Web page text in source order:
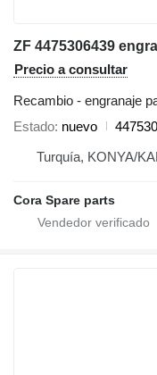
Precio a consultar
Recambio - engranaje
Estado nuevo
Turquía, KONYA/
Cora Spare parts